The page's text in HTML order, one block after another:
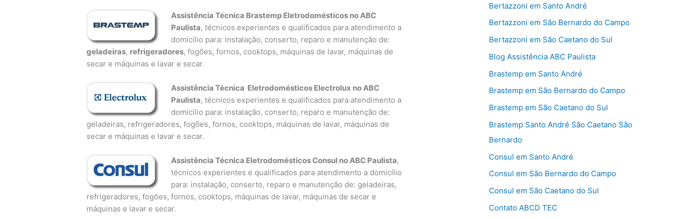
Assistência Técnica Brastemp Eletrodomésticos no ABC
Paulista, técnicos experientes e qualificados para atendimento a
domicílio para: instalação, conserto, reparo e manutenção de:
geladeiras, refrigeradores, fogões, fornos, cooktops, máquinas de lavar, máquinas de
secar e máquinas e lavar e secar.
Assistência Técnica Eletrodomésticos Electrolux no ABC
Paulista, técnicos experientes e qualificados para atendimento a
domicílio para: instalação, conserto, reparo e manutenção de:
geladeiras, refrigeradores, fogões, fornos, cooktops, máquinas de lavar, máquinas de
secar e máquinas e lavar e secar.
Assistência Técnica Eletrodomésticos Consul no ABC Paulista,
técnicos experientes e qualificados para atendimento a domicílio
para: instalação, conserto, reparo e manutenção de: geladeiras,
refrigeradores, fogões, fornos, cooktops, máquinas de lavar, máquinas de secar e
máquinas e lavar e secar.
Bertazzoni em Santo André
Bertazzoni em São Bernardo do Campo
Bertazzoni em São Caetano do Sul
Blog Assistência ABC Paulista
Brastemp em Santo André
Brastemp em São Bernardo do Campo
Brastemp em São Caetano do Sul
Brastemp Santo André São Caetano São
Bernardo
Consul em Santo André
Consul em São Bernardo do Campo
Consul em São Caetano do Sul
Contato ABCD TEC